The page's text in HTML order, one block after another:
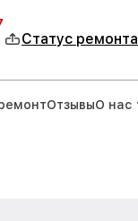
Статус ремонта
ОтзывыО нас